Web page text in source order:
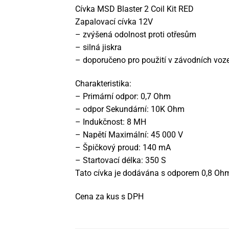
Cívka MSD Blaster 2 Coil Kit RED
Zapalovací cívka 12V
– zvýšená odolnost proti otřesům
– silná jiskra
– doporučeno pro použití v závodních
Charakteristika:
– Primární odpor: 0,7 Ohm
– odpor Sekundární: 10K Ohm
– Indukčnost: 8 MH
– Napětí Maximální: 45 000 V
– Špičkový proud: 140 mA
– Startovací délka: 350 S
Tato cívka je dodávána s odporem 0,8
Cena za kus s DPH